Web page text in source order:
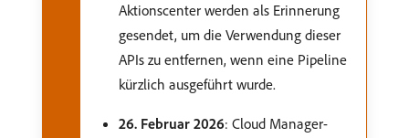
Aktionscenter werden als Erinnerung
gesendet, um die Verwendung dieser
APIs zu entfernen, wenn eine Pipeline
kürzlich ausgeführt wurde.
26. Februar 2026: Cloud Manager-